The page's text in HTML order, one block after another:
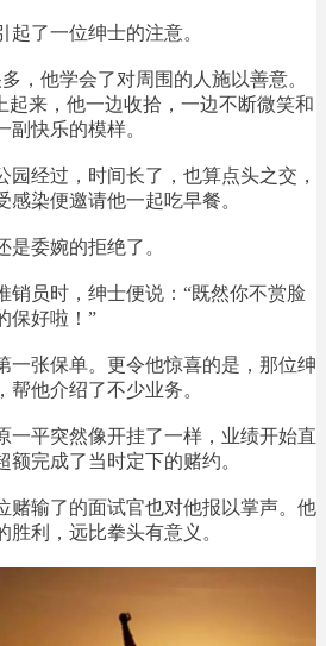
起了一位绅士的注意。
，他学会了对周围的人施以善意。
起来，他一边收拾，一边不断微笑和
副快乐的模样。
园经过，时间长了，也算点头之交，
染便邀请他一起吃早餐。
是委婉的拒绝了。
销员时，绅士便说：“既然你不赏脸
保好啦！”
一张保单。更令他惊喜的是，那位绅
他介绍了不少业务。
一平突然像开挂了一样，业绩开始直
完成了当时定下的赌约。
赌输了的面试官也对他报以掌声。他
利，远比拳头有意义。